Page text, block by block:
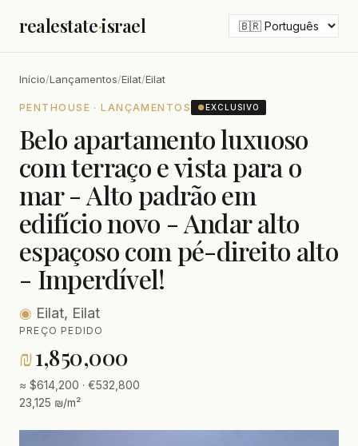
realestate·israel
Início/Lançamentos/Eilat/Eilat
PENTHOUSE · LANÇAMENTOS ●EXCLUSIVO
Belo apartamento luxuoso
com terraço e vista para o
mar - Alto padrão em
edifício novo - Andar alto
espaçoso com pé-direito alto
- Imperdível!
◉ Eilat, Eilat
PREÇO PEDIDO
₪1,850,000
≈ $614,200 · €532,800
23,125 ₪/m²